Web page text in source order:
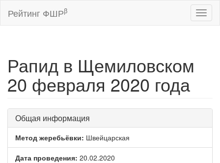
Рейтинг ФШРβ
Рапид в Щемиловском
20 февраля 2020 года
Общая информация
Метод жеребьёвки: Швейцарская
Дата проведения: 20.02.2020